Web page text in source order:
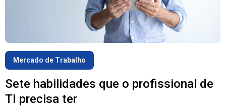
Mercado de Trabalho
Sete habilidades que o profissional de
TI precisa ter